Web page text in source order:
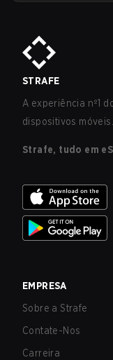
STRAFE
A experiência nº1
dispositivos móveis.
Strafe, tudo em
EMPRESA
Sobre a Strafe
Contate-Nos
Carreira